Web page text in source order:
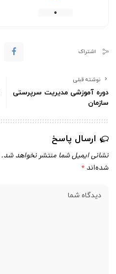
0
اشتراک
نوشته قبلی
دوره آموزشی مدیریت سرپرستی
سازمان
ارسال پاسخ
نشانی ایمیل شما منتشر نخواهد شد.
شده‌اند *